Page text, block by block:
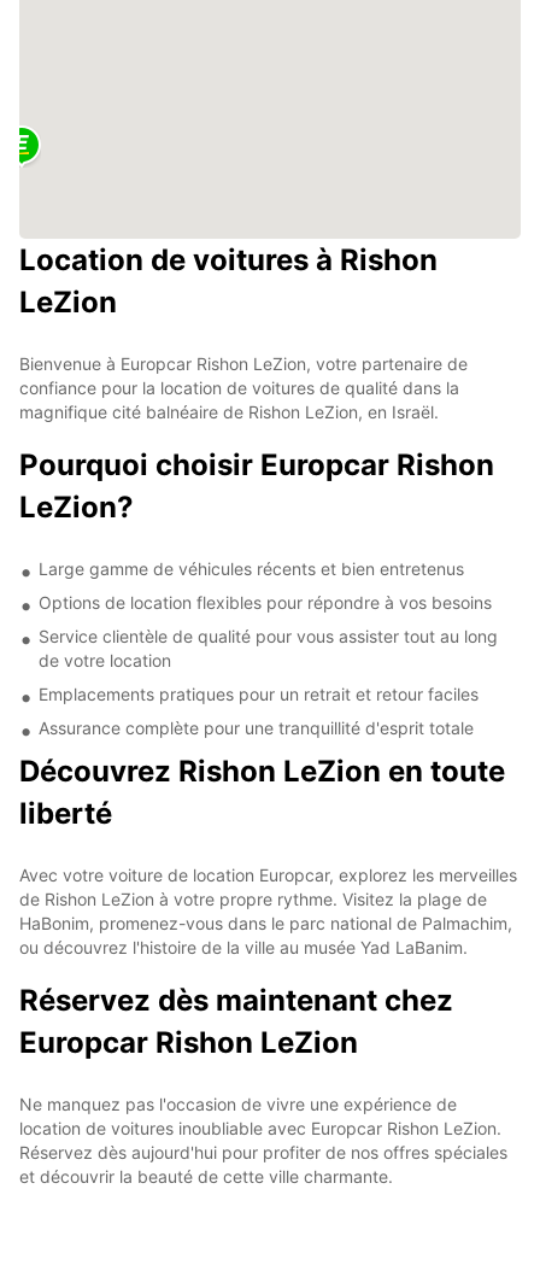
Location de voitures à Rishon
LeZion
Bienvenue à Europcar Rishon LeZion, votre partenaire de
confiance pour la location de voitures de qualité dans la
magnifique cité balnéaire de Rishon LeZion, en Israël.
Pourquoi choisir Europcar Rishon
LeZion?
Large gamme de véhicules récents et bien entretenus
Options de location flexibles pour répondre à vos besoins
Service clientèle de qualité pour vous assister tout au long
de votre location
Emplacements pratiques pour un retrait et retour faciles
Assurance complète pour une tranquillité d'esprit totale
Découvrez Rishon LeZion en toute
liberté
Avec votre voiture de location Europcar, explorez les merveilles
de Rishon LeZion à votre propre rythme. Visitez la plage de
HaBonim, promenez-vous dans le parc national de Palmachim,
ou découvrez l'histoire de la ville au musée Yad LaBanim.
Réservez dès maintenant chez
Europcar Rishon LeZion
Ne manquez pas l'occasion de vivre une expérience de
location de voitures inoubliable avec Europcar Rishon LeZion.
Réservez dès aujourd'hui pour profiter de nos offres spéciales
et découvrir la beauté de cette ville charmante.